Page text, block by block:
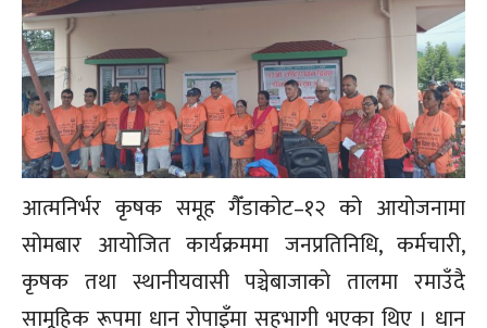
आत्मनिर्भर कृषक समूह गैँडाकोट–१२ को आयोजनामा
सोमबार आयोजित कार्यक्रममा जनप्रतिनिधि, कर्मचारी,
कृषक तथा स्थानीयवासी पञ्चेबाजाको तालमा रमाउँदै
सामूहिक रूपमा धान रोपाइँमा सहभागी भएका थिए । धान